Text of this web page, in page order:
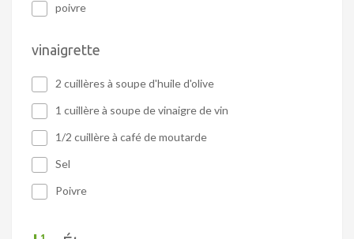
poivre
vinaigrette
2 cuillères à soupe d'huile d'olive
1 cuillère à soupe de vinaigre de vin
1/2 cuillère à café de moutarde
Sel
Poivre